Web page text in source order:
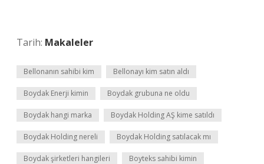
Tarih: Makaleler
Bellonanın sahibi kim Bellonayı kim satın aldı
Boydak Enerji kimin Boydak grubuna ne oldu
Boydak hangi marka Boydak Holding AŞ kime satıldı
Boydak Holding nereli Boydak Holding satılacak mı
Boydak şirketleri hangileri Boyteks sahibi kimin